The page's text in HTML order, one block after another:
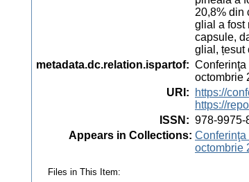
20,8% din
glial a fost
capsule,
glial, țesut
metadata.dc.relation.ispartof: Conferinţa
octombrie
URI :
https://
https://
ISSN : 978-9975-
Appears in Collections: Conferinţa
octombrie
Files in This Item: